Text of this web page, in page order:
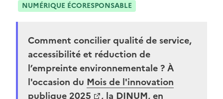
NUMÉRIQUE ÉCORESPONSABLE
Comment concilier qualité de service,
accessibilité et réduction de
l’empreinte environnementale ? À
l'occasion du
(Ouvre une nouvelle fenêtre)
Mois de l'innovation
publique 2025
, la DINUM, en